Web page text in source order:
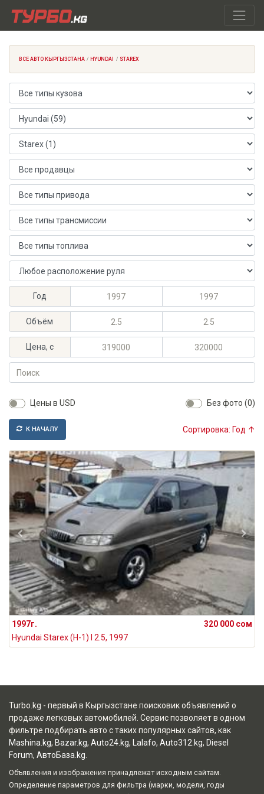
ВСЕ АВТО КЫРГЫЗСТАНА HYUNDAI STAREX
Тип кузова
Марка автомобиля
Модель автомобиля
Продавец
Тип привода
Тип трансмиссии
Тип топлива
Расположение руля
Год
Максимальный год выпуска
Минимальный год выпуска
Объём
Максимальный объём, л
Минимальный объём, л
Цена, с
Максимальная цена, KGS
Минимальная цена, KGS
Поиск
Цены в USD Без фото (0)
К НАЧАЛУ Сортировка: Год ↑
1997г.
320 000 сом
Hyundai Starex (H-1) I 2.5, 1997
Turbo.kg - первый в Кыргызстане поисковик объявлений о
продаже легковых автомобилей. Сервис позволяет в одном
фильтре подбирать авто с таких популярных сайтов, как
Mashina.kg, Bazar.kg, Auto24.kg, Lalafo, Auto312.kg, Diesel
Forum, АвтоБаза.kg
Объявления и изображения принадлежат исходным сайтам.
Определение параметров для фильтра (марки, модели, годы